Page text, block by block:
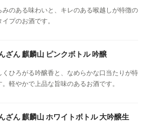
みのある味わいと、キレのある喉越しが特徴の
プのお酒です。
ざん 麒麟山 ピンクボトル 吟醸
くひろがる吟醸香と、なめらかな口当たりが特
。軽やかで上品な旨味のあるお酒です。
ざん 麒麟山 ホワイトボトル 大吟醸生